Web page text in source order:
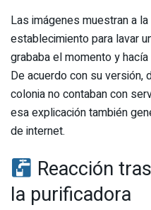
Las imágenes muestran a
establecimiento para lavar
grababa el momento y
De acuerdo con su versión,
colonia no contaban con
esa explicación también
de internet.
Reacción
la purificadora